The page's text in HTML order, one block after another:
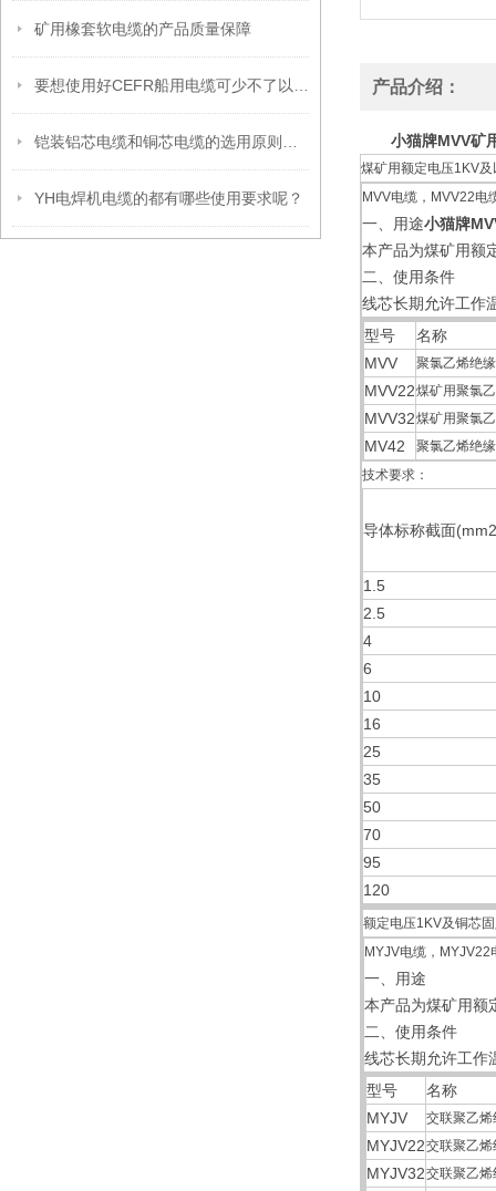
矿用橡套软电缆的产品质量保障
YH电焊机电缆的都有哪些使用要求呢？
产品介绍：
小猫牌MVV矿
煤矿用额定电压1KV
MVV电缆，MVV22电
一、用途小猫牌
本产品为煤矿用额
二、使用条件
线芯长期允许工作
型号
名称
MVV
聚氯乙烯绝
MVV22煤矿用聚氯
MVV32煤矿用聚氯
MV42
聚氯乙烯绝
技术要求：
导体标称截面
1.5
2.5
4
6
10
16
25
35
50
70
95
120
额定电压1KV及铜芯
MYJV电缆，
一、用途
本产品为煤矿用额
二、使用条件
线芯长期允许工
型号
名称
MYJV
交联聚乙
MYJV22交联聚乙
MYJV32交联聚乙